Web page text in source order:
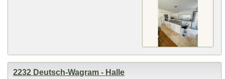
2232 Deutsch-Wagram - Halle